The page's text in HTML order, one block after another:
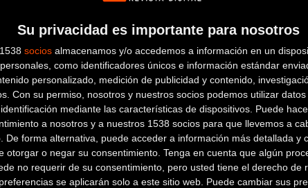
Su privacidad es importante para nosotros
socios almacenamos y/o accedemos a información en un
como identificadores únicos e información estándar
personalizado, medición de publicidad y contenido,
Con su permiso, nosotros y nuestros socios podemos utilizar
mediante las características de dispositivos. Puede
a nosotros y a nuestros 1538 socios para que llevemos a
De forma alternativa, puede acceder a información más detallada y
otorgar o negar su consentimiento. Tenga en cuenta que algún
no requerir de su consentimiento, pero usted tiene el derecho de
se aplicarán solo a este sitio web. Puede cambiar sus
tuyo!